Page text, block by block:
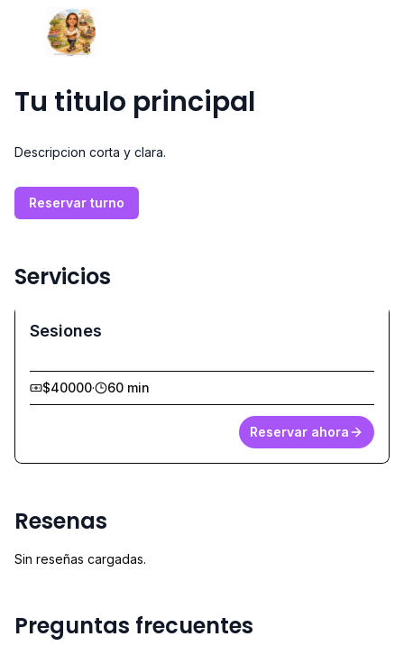
Tu titulo principal
Descripcion corta y clara.
Reservar turno
Servicios
Sesiones
$40000· 60 min
Reservar ahora
Resenas
Sin reseñas cargadas.
Preguntas frecuentes